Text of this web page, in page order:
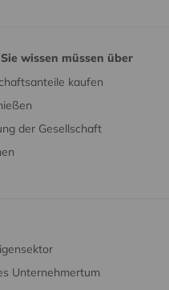
wissen müssen über
kaufen
der Gesellschaft
Unternehmertum